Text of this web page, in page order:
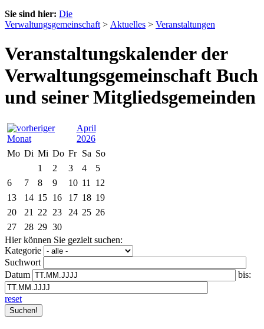
Sie sind hier: Die
Verwaltungsgemeinschaft > Aktuelles > Veranstaltungen
Veranstaltungskalender der
Verwaltungsgemeinschaft Buch
und seiner Mitgliedsgemeinden
April
2026
Mo Di Mi Do Fr Sa So
1
2 3 4
5
6
7 8 9 10 11
12
13
14 15 16 17 18 19
20
21 22 23 24 25 26
27
28 29 30
Hier können Sie gezielt suchen:
Kategorie
Suchwort
Datum
bis:
reset